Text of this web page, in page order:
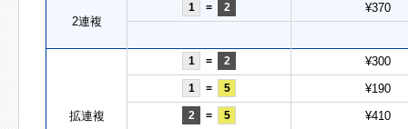
2連複
1 = 2 ¥370
拡連複
1 = 2 ¥300
1 = 5 ¥190
2 = 5 ¥410